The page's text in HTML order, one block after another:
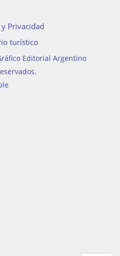
Privacidad
turístico
Editorial Argentino